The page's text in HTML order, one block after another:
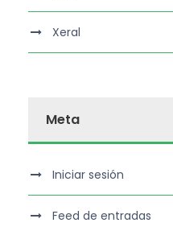
Xeral
Meta
Iniciar sesión
Feed de entradas